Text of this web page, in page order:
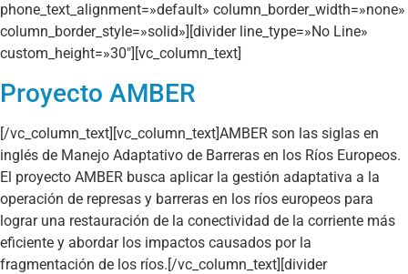
phone_text_alignment=»default» column_border_width=»none»
column_border_style=»solid»][divider line_type=»No Line»
custom_height=»30″][vc_column_text]
Proyecto AMBER
[/vc_column_text][vc_column_text]AMBER son las siglas en
inglés de Manejo Adaptativo de Barreras en los Ríos Europeos.
El proyecto AMBER busca aplicar la gestión adaptativa a la
operación de represas y barreras en los ríos europeos para
lograr una restauración de la conectividad de la corriente más
eficiente y abordar los impactos causados por la
fragmentación de los ríos.[/vc_column_text][divider